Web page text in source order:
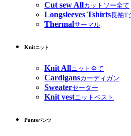
Cut sew Allカットソー全て
Longsleeves Tshirts長袖T
Thermalサーマル
Knitニット
Knit Allニット全て
Cardigansカーディガン
Sweaterセーター
Knit vestニットベスト
Pantsパンツ